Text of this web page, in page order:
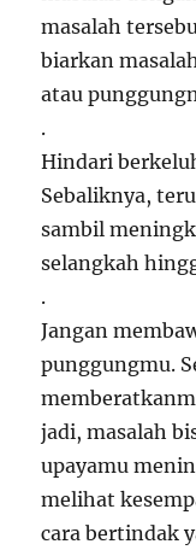
masalah
biarkan
atau
.
Hindari
Sebaliknya,
sambil
selangkah
.
Jangan
punggungmu.
jadi, masalah
upayamu
melihat
cara bertindak